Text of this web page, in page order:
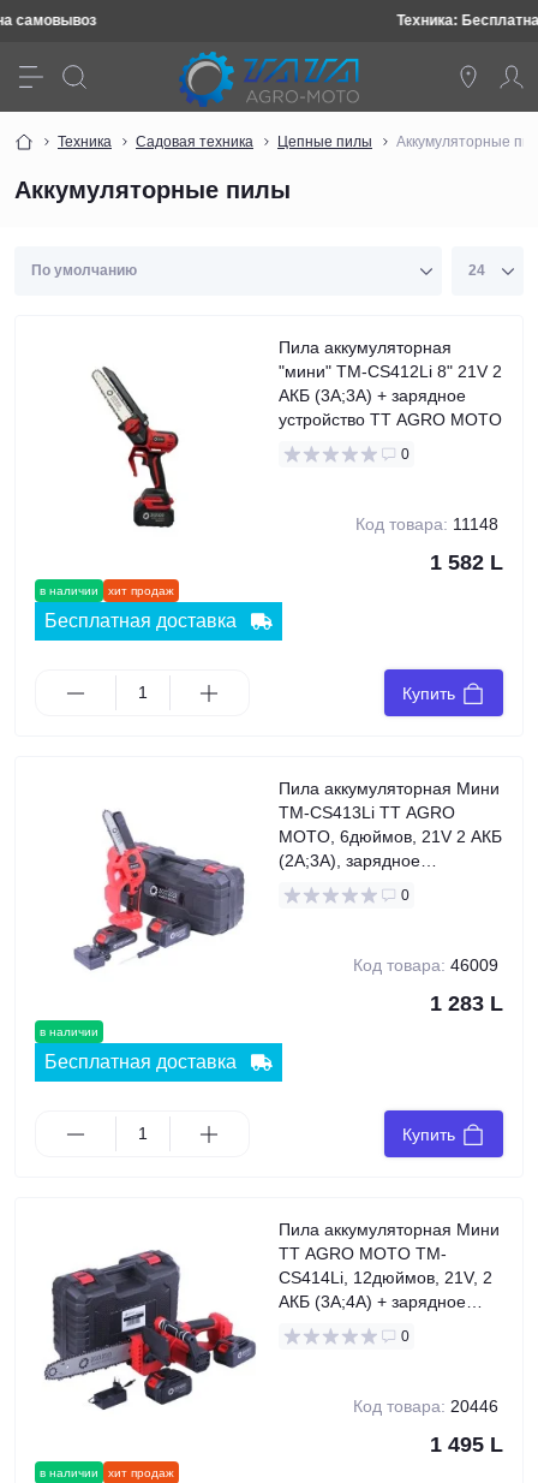
Техника Садовая техника Цепные пилы Аккумуляторные
Аккумуляторные пилы
в наличии хит продаж
Пила аккумуляторная
"мини" TM-CS412Li 8" 21V 2
АКБ (3A;3A) + зарядное
устройство TT AGRO MOTO
0
Код товара: 11148
1 582 L
Бесплатная доставка
Купить
в наличии
Пила аккумуляторная Мини
TM-CS413Li TT AGRO
MOTO, 6дюймов, 21V 2 АКБ
(2A;3A), зарядное
устройство
0
Код товара: 46009
1 283 L
Бесплатная доставка
Купить
в наличии хит продаж
Пила аккумуляторная Мини
TT AGRO MOTO TM-
CS414Li, 12дюймов, 21V, 2
АКБ (3A;4A) + зарядное
устройство
0
Код товара: 20446
1 495 L